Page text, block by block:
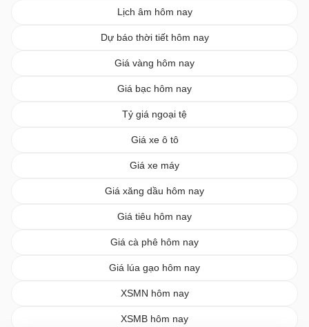
Lịch âm hôm nay
Dự báo thời tiết hôm nay
Giá vàng hôm nay
Giá bạc hôm nay
Tỷ giá ngoại tệ
Giá xe ô tô
Giá xe máy
Giá xăng dầu hôm nay
Giá tiêu hôm nay
Giá cà phê hôm nay
Giá lúa gạo hôm nay
XSMN hôm nay
XSMB hôm nay